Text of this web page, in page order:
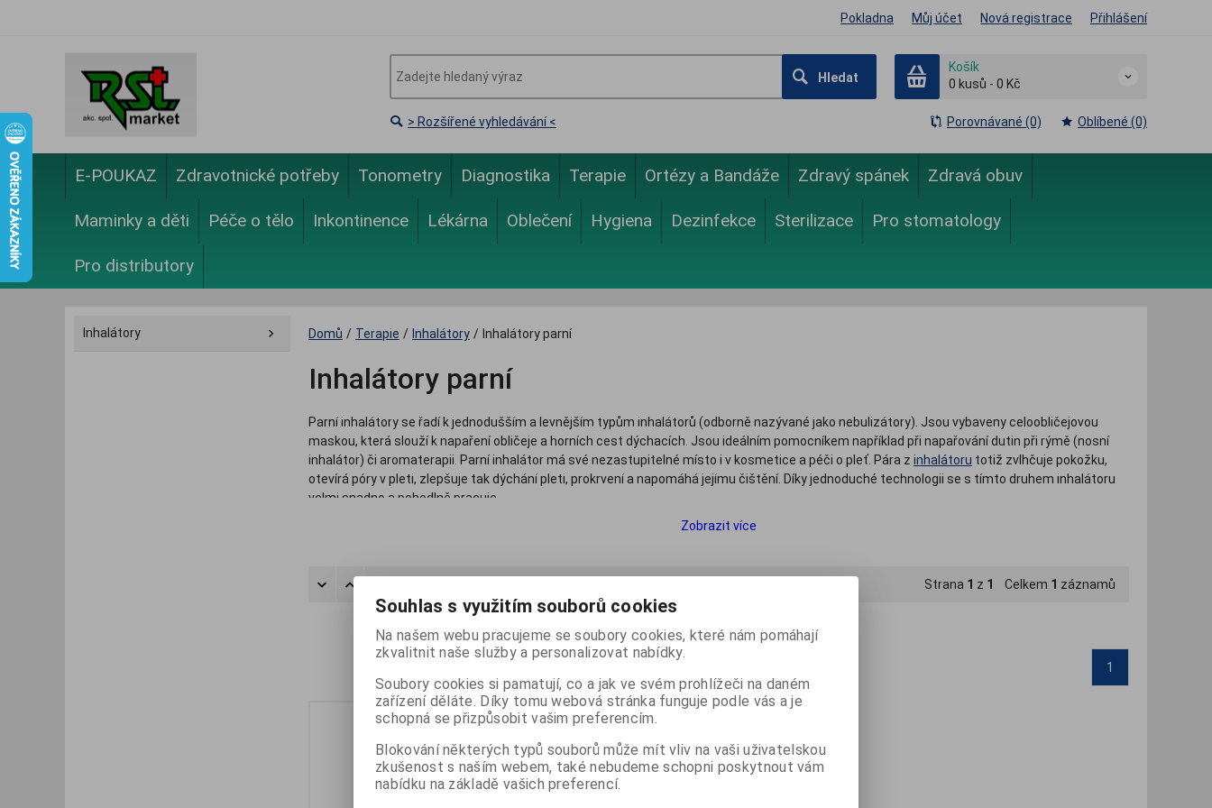
Pokladna Můj účet Nová registrace Přihlášení
Hledat
Košík
0 kusů - 0 Kč
> Rozšířené vyhledávání < Porovnávané (0) Oblíbené (0)
E-POUKAZ Zdravotnické potřeby Tonometry Diagnostika Terapie Ortézy a Bandáže Zdravý spánek Zdravá obuv
Maminky a děti Péče o tělo Inkontinence Lékárna Oblečení Hygiena Dezinfekce Sterilizace Pro stomatology
Pro distributory
Inhalátory Domů / Terapie / Inhalátory / Inhalátory parní
Inhalátory parní
Parní inhalátory se řadí k jednodušším a levnějším typům inhalátorů (odborně nazývané jako nebulizátory). Jsou vybaveny celoobličejovou
maskou, která slouží k napaření obličeje a horních cest dýchacích. Jsou ideálním pomocníkem například při napařování dutin při rýmě (nosní
inhalátor) či aromaterapii. Parní inhalátor má své nezastupitelné místo i v kosmetice a péči o pleť. Pára z inhalátoru totiž zvlhčuje pokožku,
otevírá póry v pleti, zlepšuje tak dýchání pleti, prokrvení a napomáhá jejímu čištění. Díky jednoduché technologii se s tímto druhem inhalátoru
velmi snadno a pohodlně pracuje.
Zobrazit více
Strana 1 z 1 Celkem 1 záznamů
1
Souhlas s využitím souborů cookies
Na našem webu pracujeme se soubory cookies, které nám pomáhají
zkvalitnit naše služby a personalizovat nabídky.
Soubory cookies si pamatují, co a jak ve svém prohlížeči na daném
zařízení děláte. Díky tomu webová stránka funguje podle vás a je
schopná se přizpůsobit vašim preferencím.
Blokování některých typů souborů může mít vliv na vaši uživatelskou
zkušenost s naším webem, také nebudeme schopni poskytnout vám
nabídku na základě vašich preferencí.